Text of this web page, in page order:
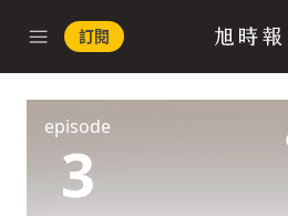
訂閱
episode
3